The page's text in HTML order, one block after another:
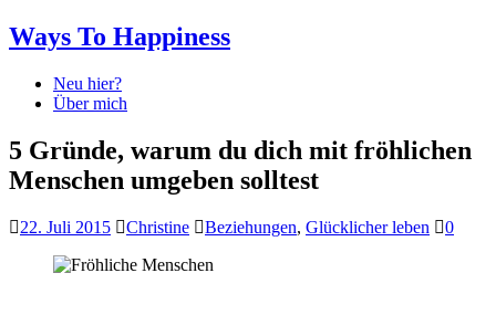
Ways To Happiness
Neu hier?
Über mich
5 Gründe, warum du dich mit fröhlichen
Menschen umgeben solltest
22. Juli 2015 Christine Beziehungen, Glücklicher leben 0